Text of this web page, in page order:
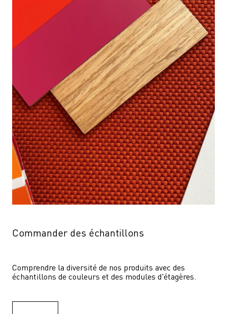
Commander des échantillons
Comprendre la diversité de nos produits avec des
échantillons de couleurs et des modules d'étagères.